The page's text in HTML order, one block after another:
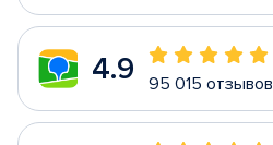
4.9 95 015 отзывов